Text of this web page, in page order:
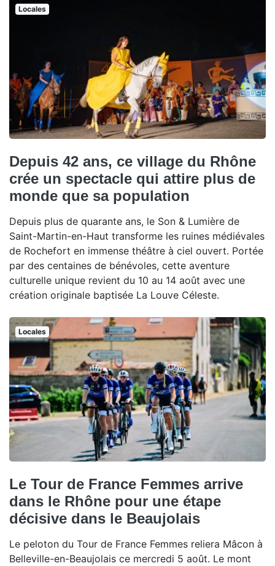
Locales
Depuis 42 ans, ce village du Rhône
crée un spectacle qui attire plus de
monde que sa population
Depuis plus de quarante ans, le Son & Lumière de
Saint-Martin-en-Haut transforme les ruines médiévales
de Rochefort en immense théâtre à ciel ouvert. Portée
par des centaines de bénévoles, cette aventure
culturelle unique revient du 10 au 14 août avec une
création originale baptisée La Louve Céleste.
Locales
Le Tour de France Femmes arrive
dans le Rhône pour une étape
décisive dans le Beaujolais
Le peloton du Tour de France Femmes reliera Mâcon à
Belleville-en-Beaujolais ce mercredi 5 août. Le mont